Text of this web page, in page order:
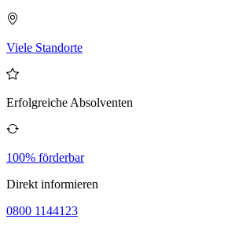
Viele Standorte
Erfolgreiche Absolventen
100% förderbar
Direkt informieren
0800 1144123